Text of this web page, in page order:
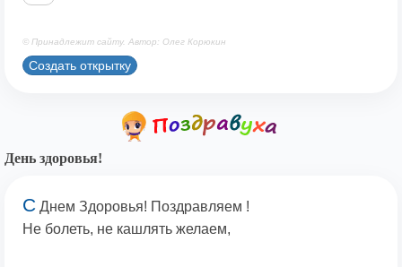
© Принадлежит сайту. Автор: Олег Корюкин
Создать открытку
День здоровья!
С Днем Здоровья! Поздравляем !
Не болеть, не кашлять желаем,